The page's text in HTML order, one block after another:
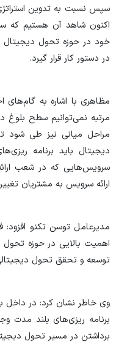
سپس نسبت به تدوین
اکنون شاهد آن هستیم که
خود در حوزه تحول دیجیتال
در دستور کار قرار گیرد.
مظاهری با اشاره به
مرتبه نمی‌توانیم سطح بلوغ
مراحل میانی نیز طی شود
دیجیتال باید برنامه
سرویس‌هایی که در شعب
ارائه سرویس به مشتریان
مدیرعامل توسن تکنو افزود:
اهمیت بالایی در حوزه تحول
توسعه و تحقق تحول
وی خاطر نشان کرد: در داخل
برنامه ریزی‌های بلند مدت
برداشتن در مسیر تحول